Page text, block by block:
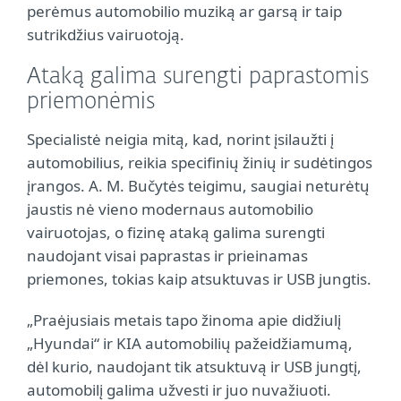
perėmus automobilio muziką ar garsą ir taip
sutrikdžius vairuotoją.
Ataką galima surengti paprastomis
priemonėmis
Specialistė neigia mitą, kad, norint įsilaužti į
automobilius, reikia specifinių žinių ir sudėtingos
įrangos. A. M. Bučytės teigimu, saugiai neturėtų
jaustis nė vieno modernaus automobilio
vairuotojas, o fizinę ataką galima surengti
naudojant visai paprastas ir prieinamas
priemones, tokias kaip atsuktuvas ir USB jungtis.
„Praėjusiais metais tapo žinoma apie didžiulį
„Hyundai“ ir KIA automobilių pažeidžiamumą,
dėl kurio, naudojant tik atsuktuvą ir USB jungtį,
automobilį galima užvesti ir juo nuvažiuoti.